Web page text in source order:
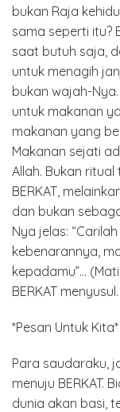
bukan Raja
sama seperti itu?
saat butuh saja,
untuk menagih
bukan wajah-
untuk makanan
makanan yang
Makanan sejati
Allah. Bukan
BERKAT,
dan bukan
Nya jelas:
kebenarannya,
kepadamu”…
BERKAT menyusul.
*Pesan Untuk Kita*
Para saudaraku,
menuju BERKAT.
dunia akan basi,